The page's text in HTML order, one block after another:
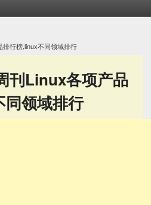
排行榜,linux不同领域排行
刊Linux各项产品
领域排行